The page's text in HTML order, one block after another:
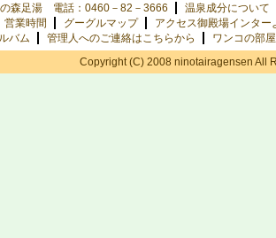
森足湯 電話：0460－82－3666
温泉成分について
業時間
グーグルマップ
アクセス御殿場インター
バム 管理人へのご連絡はこちらから
ワンコの部屋
Copyright (C) 2008 ninotairagensen All